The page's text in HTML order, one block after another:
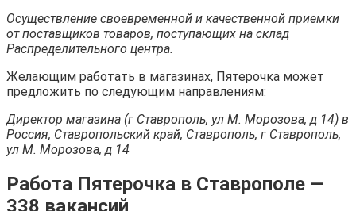
Осуществление своевременной и качественной приемки
от поставщиков товаров, поступающих на склад
Распределительного центра.
Желающим работать в магазинах, Пятерочка может
предложить по следующим направлениям:
Директор магазина (г Ставрополь, ул М. Морозова, д 14) в
Россия, Ставропольский край, Ставрополь, г Ставрополь,
ул М. Морозова, д 14
Работа Пятерочка в Ставрополе —
338 вакансий